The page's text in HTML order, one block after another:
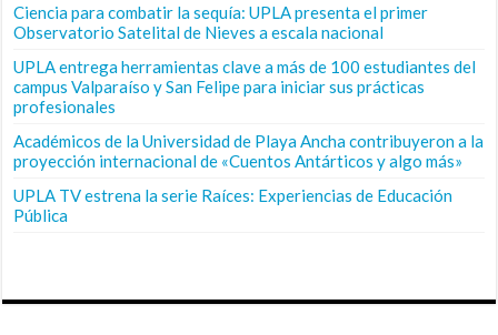
Ciencia para combatir la sequía: UPLA presenta el primer
Observatorio Satelital de Nieves a escala nacional
UPLA entrega herramientas clave a más de 100 estudiantes del
campus Valparaíso y San Felipe para iniciar sus prácticas
profesionales
Académicos de la Universidad de Playa Ancha contribuyeron a la
proyección internacional de «Cuentos Antárticos y algo más»
UPLA TV estrena la serie Raíces: Experiencias de Educación
Pública